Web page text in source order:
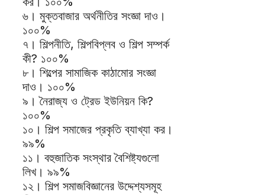
৬। মুক্তবাজার অর্থনীতির সংজ্ঞা দাও।
১০০%
৭। শিল্পনীতি, শিল্পবিপ্লব ও শিল্প সম্পর্ক
কী? ১০০%
৮। শিল্পের সামাজিক কাঠামোর সংজ্ঞা
দাও। ১০০%
৯। নৈরাজ্য ও ট্রেড ইউনিয়ন কি?
১০০%
১০। শিল্প সমাজের প্রকৃতি ব্যাখ্যা কর।
৯৯%
১১। বহুজাতিক সংস্থার বৈশিষ্ট্যগুলো
লিখ। ৯৯%
১২। শিল্প সমাজবিজ্ঞানের উদ্দেশ্যসমূহ